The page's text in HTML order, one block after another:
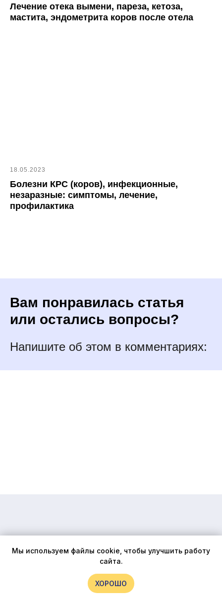
Мы используем файлы cookie, чтобы улучшить работу
сайта.
ХОРОШО
Лечение отека вымени, пареза, кетоза,
мастита, эндометрита коров после отела
18.05.2023
Болезни КРС (коров), инфекционные,
незаразные: симптомы, лечение,
профилактика
Вам понравилась статья
или остались вопросы?
Напишите об этом в комментариях: